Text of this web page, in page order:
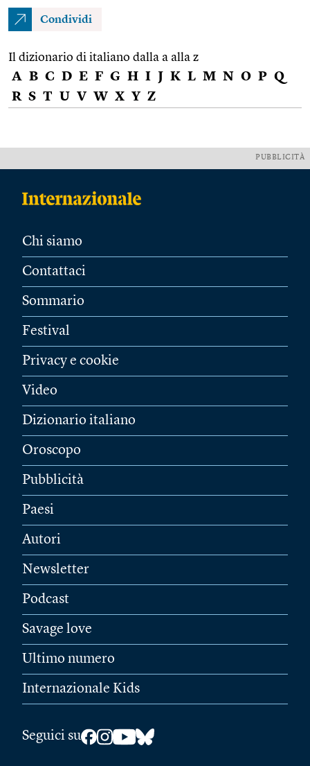
Condividi
Il dizionario di italiano dalla a alla z
A B C D E F G H I J K L M N O P Q
R S T U V W X Y Z
PUBBLICITÀ
Chi siamo
Contattaci
Sommario
Festival
Privacy e cookie
Video
Dizionario italiano
Oroscopo
Pubblicità
Paesi
Autori
Newsletter
Podcast
Savage love
Ultimo numero
Internazionale Kids
Seguici su